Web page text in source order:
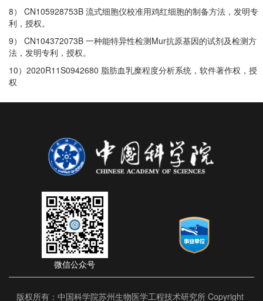
8） CN105928753B 流式细胞仪校准用鸡红细胞的制备方法，发明专
利，授权。
9） CN104372073B 一种能特异性检测Mur抗原基因的试剂及检测方
法，发明专利，授权。
10） 2020R11S0942680 脂肪血乳糜程度分析系统，软件著作权，授
权
微信公众号
版权所有：中国科学院苏州生物医学工程技术研究所 Copyright